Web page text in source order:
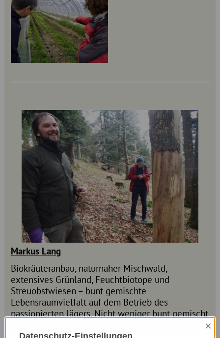
Markus Lang
Biokräuteranbau, naturnaher Mischwald,
extensives Grünland, Feuchtbiotope und
Streuobstwiesen – bunt gemischte
Lebensraumvielfalt auf dem Betrieb des
passionierten Jägers. Nicht weniger bunt gemischt
Datenschutz-Einstellungen
×